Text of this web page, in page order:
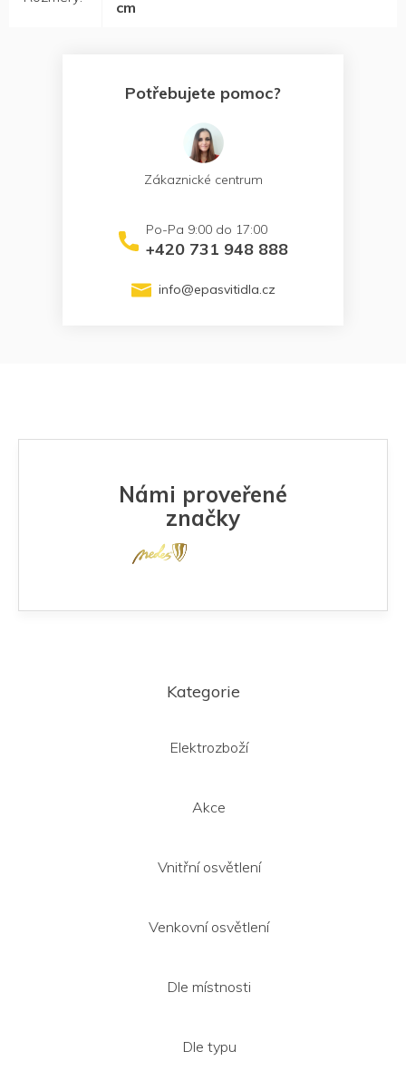
cm
Potřebujete pomoc?
Zákaznické centrum
+420 731 948 888
info@epasvitidla.cz
Námi proveřené
značky
Kategorie
Elektrozboží
Akce
Vnitřní osvětlení
Venkovní osvětlení
Dle místnosti
Dle typu